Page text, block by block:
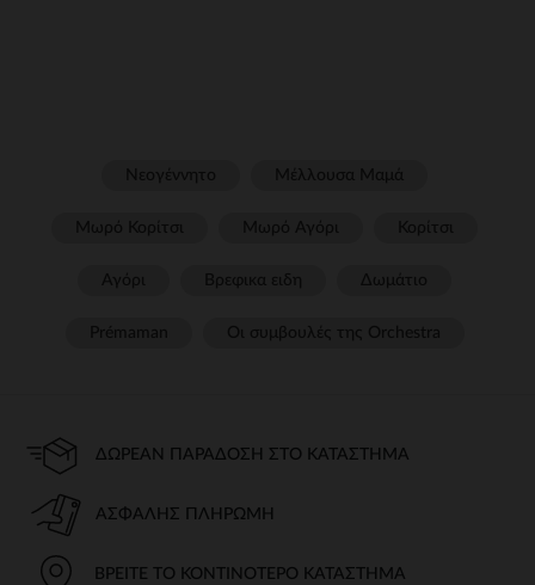
ΔΩΡΕΆΝ ΠΑΡΆΔΟΣΗ ΣΤΟ ΚΑΤΆΣΤΗΜΑ
ΑΣΦΑΛΉΣ ΠΛΗΡΩΜΉ
ΒΡΕΊΤΕ ΤΟ ΚΟΝΤΙΝΌΤΕΡΟ ΚΑΤΆΣΤΗΜΑ